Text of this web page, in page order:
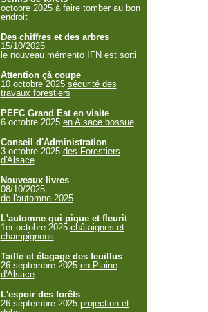
octobre 2025 à faire tomber au bon
endroit
Des chiffres et des arbres
15/10/2025
le nouveau mémento IFN est sorti
Attention çà coupe
10 octobre 2025 sécurité des
travaux forestiers
PEFC Grand Est en visite
6 octobre 2025 en Alsace bossue
Conseil d'Administration
3 octobre 2025 des Forestiers
d'Alsace
Nouveaux livres
08/10/2025
de l'automne 2025
L'automne qui pique et fleurit
1er octobre 2025 châtaignes et
champignons
Taille et élagage des feuillus
26 septembre 2025 en Plaine
d'Alsace
L'espoir des forêts
26 septembre 2025 projection et